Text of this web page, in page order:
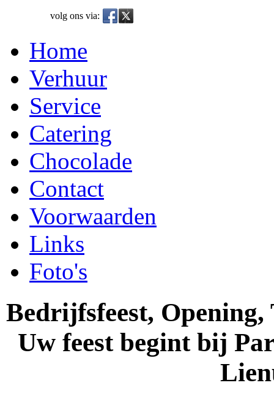
volg ons via:
Home
Verhuur
Service
Catering
Chocolade
Contact
Voorwaarden
Links
Foto's
Bedrijfsfeest,
Uw feest begint bij